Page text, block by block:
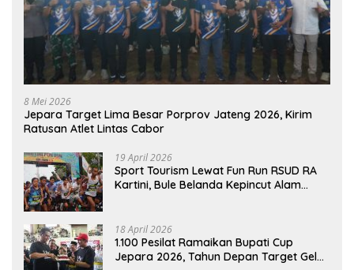
8 Mei 2026
Jepara Target Lima Besar Porprov Jateng 2026, Kirim
Ratusan Atlet Lintas Cabor
19 April 2026
Sport Tourism Lewat Fun Run RSUD RA
Kartini, Bule Belanda Kepincut Alam
18 April 2026
1.100 Pesilat Ramaikan Bupati Cup
Jepara 2026, Tahun Depan Target Gelar